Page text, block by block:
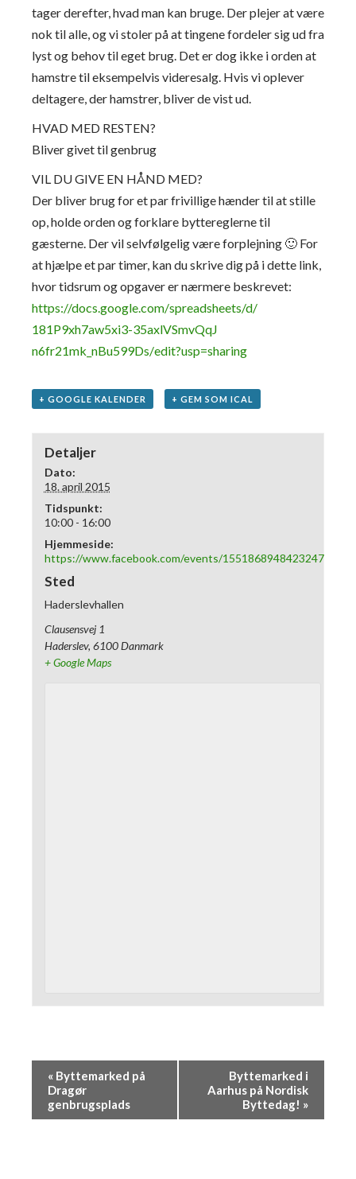
tager derefter, hvad man kan bruge. Der plejer at være
nok til alle, og vi stoler på at tingene fordeler sig ud fra
lyst og behov til eget brug. Det er dog ikke i orden at
hamstre til eksempelvis videresalg. Hvis vi oplever
deltagere, der hamstrer, bliver de vist ud.
HVAD MED RESTEN?
Bliver givet til genbrug
VIL DU GIVE EN HÅND MED?
Der bliver brug for et par frivillige hænder til at stille
op, holde orden og forklare byttereglerne til
gæsterne. Der vil selvfølgelig være forplejning 🙂 For
at hjælpe et par timer, kan du skrive dig på i dette link,
hvor tidsrum og opgaver er nærmere beskrevet:
https://docs.google.com/spreadsheets/d/
181P9xh7aw5xi3-35axlVSmvQqJ
n6fr21mk_nBu599Ds/edit?usp=sharing
+ GOOGLE KALENDER + GEM SOM ICAL
Detaljer
Dato:
18. april 2015
Tidspunkt:
10:00 - 16:00
Hjemmeside:
https://www.facebook.com/events/1551868948423247
Sted
Haderslevhallen
Clausensvej 1
Haderslev, 6100Danmark
+ Google Maps
« Byttemarked på
Dragør
genbrugsplads
Byttemarked i
Aarhus på Nordisk
Byttedag! »